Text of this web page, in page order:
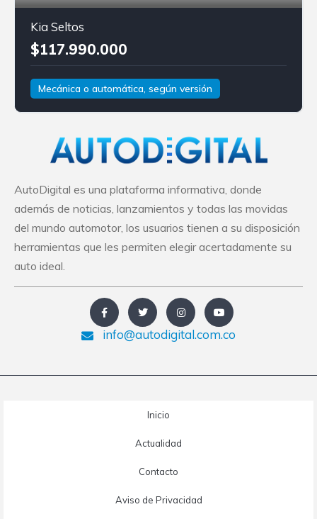
Kia Seltos
$117.990.000
Mecánica o automática, según versión
AutoDigital es una plataforma informativa, donde
además de noticias, lanzamientos y todas las movidas
del mundo automotor, los usuarios tienen a su disposición
herramientas que les permiten elegir acertadamente su
auto ideal.
info@autodigital.com.co
Inicio
Actualidad
Contacto
Aviso de Privacidad